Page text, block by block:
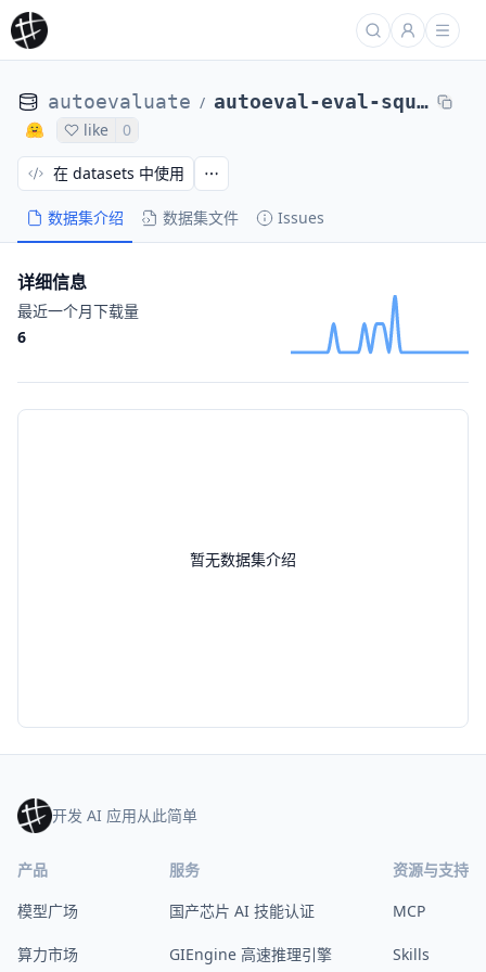
autoevaluate / autoeval-eval-squad_v2-squad_v2-c62f48-39144145055
like 0
数据集介绍 数据集文件 Issues
在 datasets 中使用
暂无数据集介绍
详细信息
最近一个月下载量
6
开发 AI 应用从此简单
产品
模型广场
算力市场
服务
国产芯片 AI 技能认证
GIEngine 高速推理引擎
资源与支持
MCP
Skills